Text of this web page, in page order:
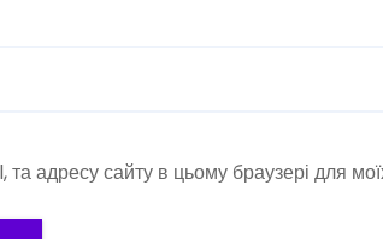
адресу сайту в цьому браузері для